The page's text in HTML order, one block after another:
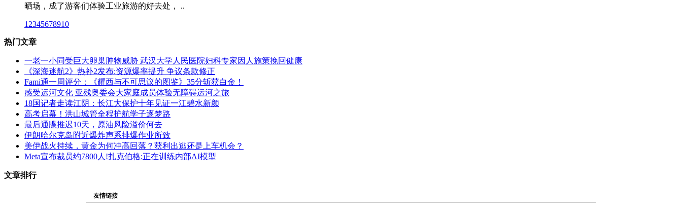
晒场，成了游客们体验工业旅游的好去处， ..
1 2345678910
热门文章
一老一小同受巨大卵巢肿物威胁 武汉大学人民医院妇科专家因人施策挽回健康
《深海迷航2》热补2发布:资源爆率提升 争议条款修正
Fami通一周评分：《耀西与不可思议的图鉴》35分斩获白金！
感受运河文化 亚残奥委会大家庭成员体验无障碍运河之旅
18国记者走读江阴：长江大保护十年见证一江碧水新颜
高考启幕！洪山城管全程护航学子逐梦路
最后通牒推迟10天，原油风险溢价何去
伊朗哈尔克岛附近爆炸声系排爆作业所致
美伊战火持续，黄金为何冲高回落？获利出逃还是上车机会？
Meta宣布裁员约7800人!扎克伯格:正在训练内部AI模型
文章排行
友情链接